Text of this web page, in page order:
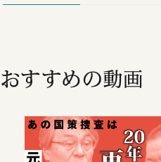
おすすめの動画